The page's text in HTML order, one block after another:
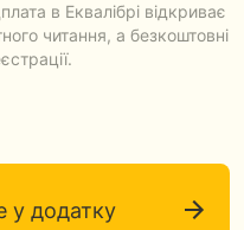
в Еквалібрі відкриває
читання, а безкоштовні
у додатку